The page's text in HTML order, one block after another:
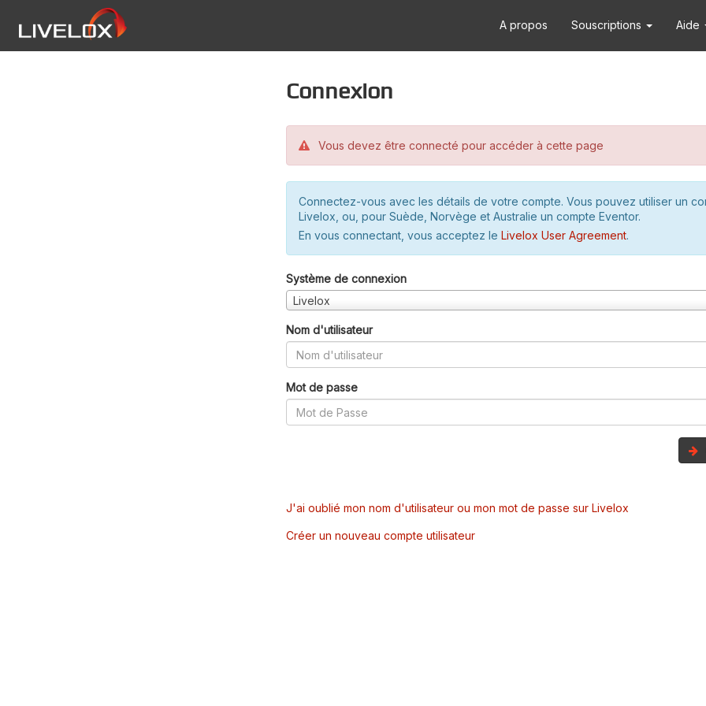
A propos Souscriptions Aide
Connexion
Vous devez être connecté pour accéder à cette page
Connectez-vous avec les détails de votre compte. Vous pouvez utiliser un
Livelox, ou, pour Suède, Norvège et Australie un compte Eventor.
En vous connectant, vous acceptez le Livelox User Agreement.
Système de connexion
Livelox
Nom d'utilisateur
Mot de passe
J'ai oublié mon nom d'utilisateur ou mon mot de passe sur Livelox
Créer un nouveau compte utilisateur